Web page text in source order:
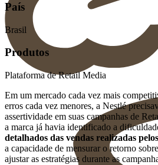
País
Brasil
Produtos
Plataforma de Retail Media
Em um mercado cada vez mais
erros cada vez menores, a Nestlé
assertividade em suas campanhas de
a marca já havia identificado a
detalhados das vendas realizadas
a capacidade de mensurar o retorno
ajustar as estratégias durante as